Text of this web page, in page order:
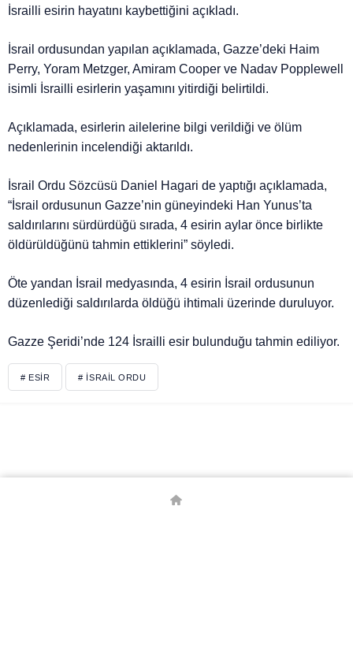
İsrailli esirin hayatını kaybettiğini açıkladı.
İsrail ordusundan yapılan açıklamada, Gazze’deki Haim
Perry, Yoram Metzger, Amiram Cooper ve Nadav Popplewell
isimli İsrailli esirlerin yaşamını yitirdiği belirtildi.
Açıklamada, esirlerin ailelerine bilgi verildiği ve ölüm
nedenlerinin incelendiği aktarıldı.
İsrail Ordu Sözcüsü Daniel Hagari de yaptığı açıklamada,
“İsrail ordusunun Gazze’nin güneyindeki Han Yunus’ta
saldırılarını sürdürdüğü sırada, 4 esirin aylar önce birlikte
öldürüldüğünü tahmin ettiklerini” söyledi.
Öte yandan İsrail medyasında, 4 esirin İsrail ordusunun
düzenlediği saldırılarda öldüğü ihtimali üzerinde duruluyor.
Gazze Şeridi’nde 124 İsrailli esir bulunduğu tahmin ediliyor.
# ESIR # İSRAIL ORDU
© Telif Hakkı 2026, Tüm Hakları Saklıdır.